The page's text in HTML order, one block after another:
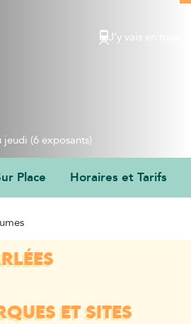
J’y vais en train
(6 exposants)
Place Horaires et Tarifs
ET SITES